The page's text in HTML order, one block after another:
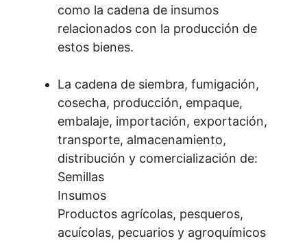
como la cadena de insumos
relacionados con la producción de
estos bienes.
La cadena de siembra, fumigación,
cosecha, producción, empaque,
embalaje, importación, exportación,
transporte, almacenamiento,
distribución y comercialización de:
Semillas
Insumos
Productos agrícolas, pesqueros,
acuícolas, pecuarios y agroquímicos